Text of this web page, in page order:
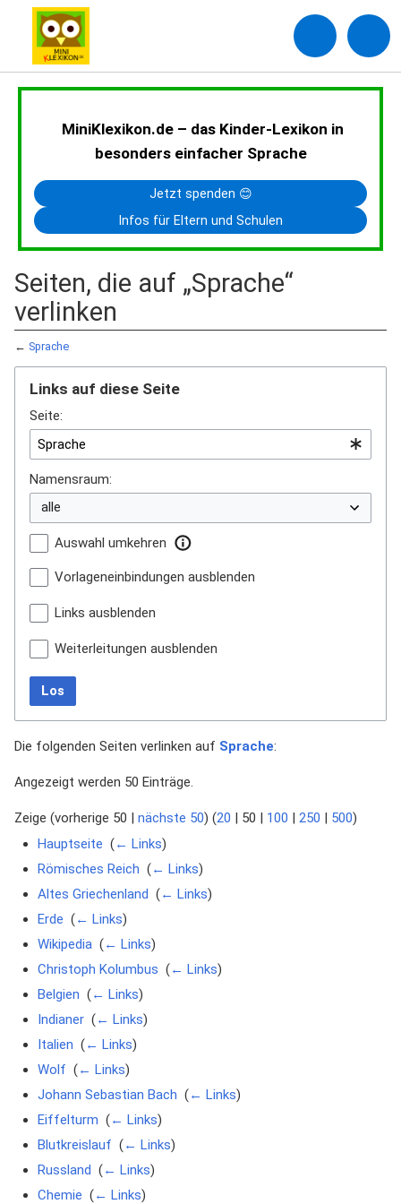
MiniKlexikon.de – das Kinder-Lexikon in
besonders einfacher Sprache
Jetzt spenden 😊
Infos für Eltern und Schulen
Seiten, die auf „Sprache“
verlinken
← Sprache
Links auf diese Seite
Seite:
Namensraum:
Auswahl umkehren
Vorlageneinbindungen ausblenden
Links ausblenden
Weiterleitungen ausblenden
Los
Die folgenden Seiten verlinken auf Sprache:
Angezeigt werden 50 Einträge.
Zeige (vorherige 50 | nächste 50) (20 | 50 | 100 | 250 | 500)
Hauptseite (← Links)
Römisches Reich (← Links)
Altes Griechenland (← Links)
Erde (← Links)
Wikipedia‎ (← Links)
Christoph Kolumbus (← Links)
Belgien (← Links)
Indianer‎ (← Links)
Italien (← Links)
Wolf (← Links)
Johann Sebastian Bach (← Links)
Eiffelturm (← Links)
Blutkreislauf (← Links)
Russland (← Links)
Chemie (← Links)